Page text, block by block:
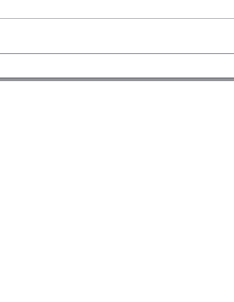
Desarrollo de
compuestos
investigación